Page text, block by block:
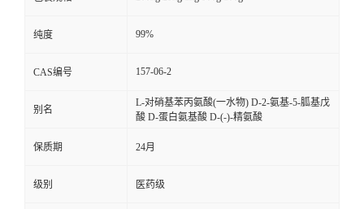
纯度 99%
CAS编号 157-06-2
别名
L-对硝基苯丙氨酸(一水物) D-2-氨基-5-胍基戊
酸 D-蛋白氨基酸 D-(-)-精氨酸
保质期 24月
级别 医药级